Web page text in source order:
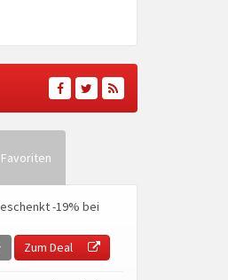
Favoriten
-19% bei
Zum Deal